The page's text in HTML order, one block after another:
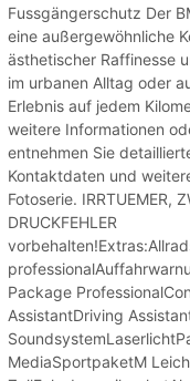
Fussgängerschutz Der
eine außergewöhnliche
ästhetischer Raffinesse
im urbanen Alltag oder
Erlebnis auf jedem
weitere Informationen
entnehmen Sie
Kontaktdaten und
Fotoserie. IRRTUEMER,
DRUCKFEHLER
Package
AssistantDriving
MediaSportpaketM